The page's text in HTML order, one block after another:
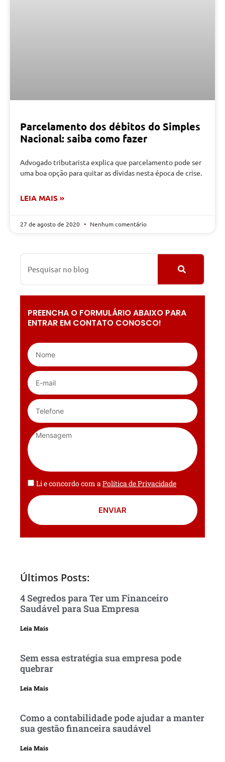
Parcelamento dos débitos do Simples
Nacional: saiba como fazer
Advogado tributarista explica que parcelamento pode ser
uma boa opção para quitar as dívidas nesta época de crise.
LEIA MAIS »
27 de agosto de 2020 Nenhum comentário
PREENCHA O FORMULÁRIO ABAIXO PARA
ENTRAR EM CONTATO CONOSCO!
Li e concordo com a Política de Privacidade
ENVIAR
Últimos Posts:
4 Segredos para Ter um Financeiro
Saudável para Sua Empresa
Leia Mais
Sem essa estratégia sua empresa pode
quebrar
Leia Mais
Como a contabilidade pode ajudar a manter
sua gestão financeira saudável
Leia Mais